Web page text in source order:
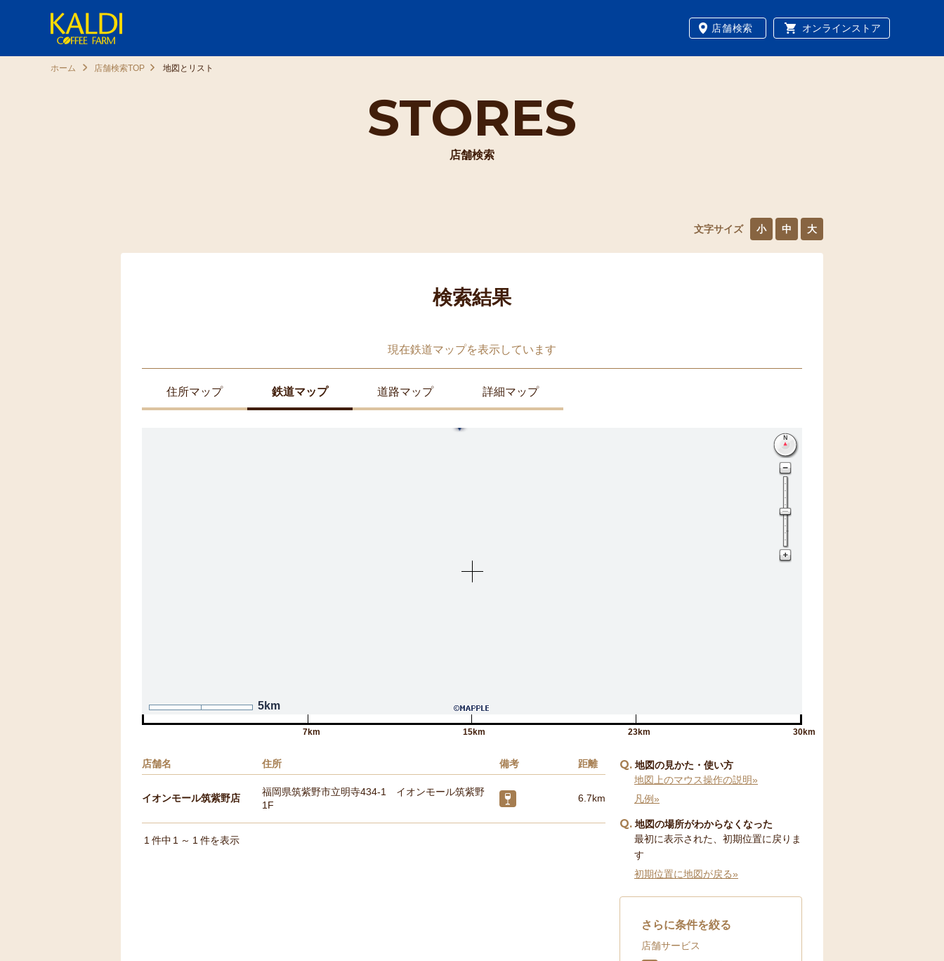
店舗検索 オンラインストア
STORES
店舗検索
ホーム 店舗検索TOP 地図とリスト
文字サイズ 小 中 大
検索結果
現在鉄道マップを表示しています
住所マップ 鉄道マップ 道路マップ 詳細マップ
5km
7km 15km 23km 30km
店舗名 住所 備考 距離
イオンモール筑紫野店
福岡県筑紫野市立明寺434-1 イオンモール筑紫野
1F
6.7km
1 件中 1 ～ 1 件を表示
Q 地図の見かた・使い方
地図上のマウス操作の説明»
凡例»
Q 地図の場所がわからなくなった
最初に表示された、初期位置に戻りま
す
初期位置に地図が戻る»
さらに条件を絞る
店舗サービス